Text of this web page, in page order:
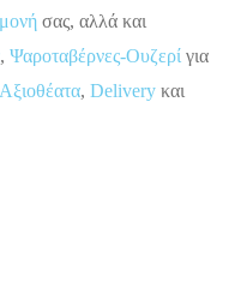
σας, αλλά και
, Ψαροταβέρνες-Ουζερί για
Αξιοθέατα, Delivery και